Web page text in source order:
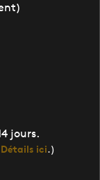
jours.
Détails ici.)